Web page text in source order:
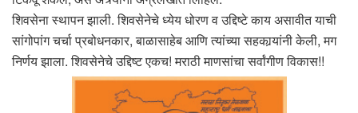
शिवसेना स्थापन झाली. शिवसेनेचे ध्येय धोरण व उद्दिष्टे काय असावीत याची
सांगोपांग चर्चा प्रबोधनकार, बाळासाहेब आणि त्यांच्या सहकार्‍यांनी केली, मग
निर्णय झाला. शिवसेनेचे उद्दिष्ट एकच! मराठी माणसांचा सर्वांगीण विकास!!